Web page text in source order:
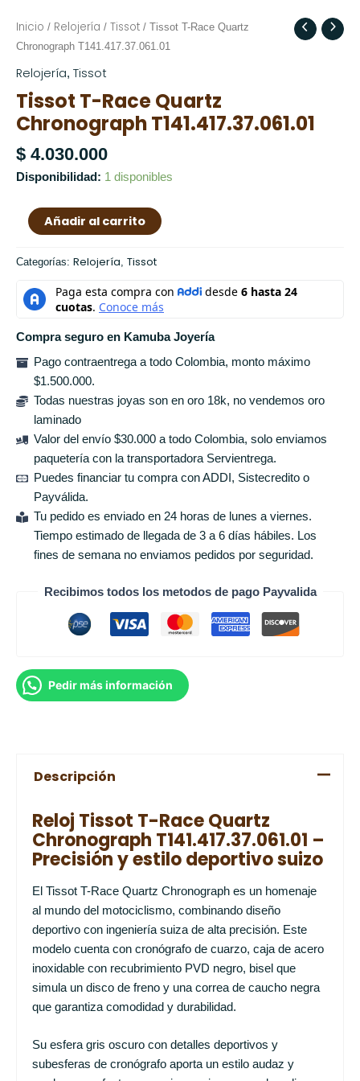
Inicio / Relojería / Tissot / Tissot T-Race Quartz
Chronograph T141.417.37.061.01
Relojería, Tissot
Tissot T-Race Quartz
Chronograph T141.417.37.061.01
$ 4.030.000
Disponibilidad: 1 disponibles
Tissot
T-
Race
Quartz
Chronograph
T141.417.37.061.01
Añadir al carrito
Categorías: Relojería, Tissot
Compra seguro en Kamuba Joyería
Pago contraentrega a todo Colombia, monto máximo
$1.500.000.
Todas nuestras joyas son en oro 18k, no vendemos oro
laminado
Valor del envío $30.000 a todo Colombia, solo enviamos
paquetería con la transportadora Servientrega.
Puedes financiar tu compra con ADDI, Sistecredito o
Payválida.
Tu pedido es enviado en 24 horas de lunes a viernes.
Tiempo estimado de llegada de 3 a 6 días hábiles. Los
fines de semana no enviamos pedidos por seguridad.
Recibimos todos los metodos de pago Payvalida
Pedir más información
Descripción
Reloj Tissot T-Race Quartz
Chronograph T141.417.37.061.01 –
Precisión y estilo deportivo suizo
El Tissot T-Race Quartz Chronograph es un homenaje
al mundo del motociclismo, combinando diseño
deportivo con ingeniería suiza de alta precisión. Este
modelo cuenta con cronógrafo de cuarzo, caja de acero
inoxidable con recubrimiento PVD negro, bisel que
simula un disco de freno y una correa de caucho negra
que garantiza comodidad y durabilidad.
Su esfera gris oscuro con detalles deportivos y
subesferas de cronógrafo aporta un estilo audaz y